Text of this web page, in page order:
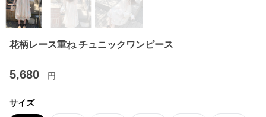
花柄レース重ね チュニックワンピース
5,680 円
サイズ